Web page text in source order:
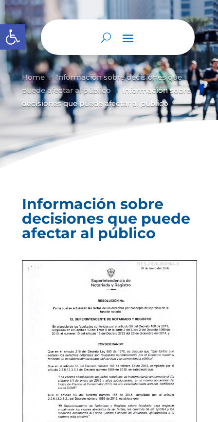
Abrir barra de herramientas
Home 9 Información sobre decisiones que
puede afectar al público 9 Información sobre
decisiones que puede afectar al público
Información sobre
decisiones que puede
afectar al público